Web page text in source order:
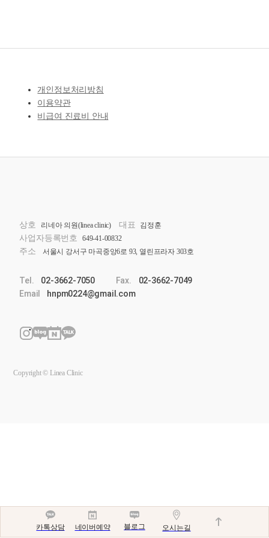
카톡상담 네이버예약 블로그 오시는길
개인정보처리방침
이용약관
비급여 진료비 안내
상호 리네아 의원(linea clinic) 대표 김정훈
사업자등록번호 649-41-00832
주소 서울시 강서구 마곡중앙6로 93, 열린프라자 303호
Tel. 02-3662-7050 Fax.
02-3662-7049
Email
hnpm0224@gmail.com
Copyright © Linea Clinic